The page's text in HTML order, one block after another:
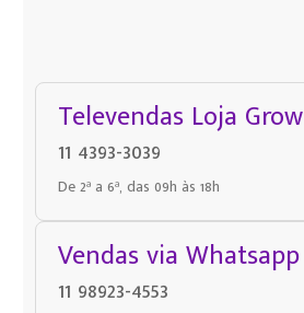
Televendas Loja Grow
11 4393-3039
De 2ª a 6ª, das 09h às 18h
Vendas via Whatsapp
11 98923-4553